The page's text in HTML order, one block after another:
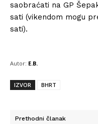
saobraćati na GP
sati (vikendom mogu
sati).
Autor: E.B.
IZVOR BHRT
Prethodni članak